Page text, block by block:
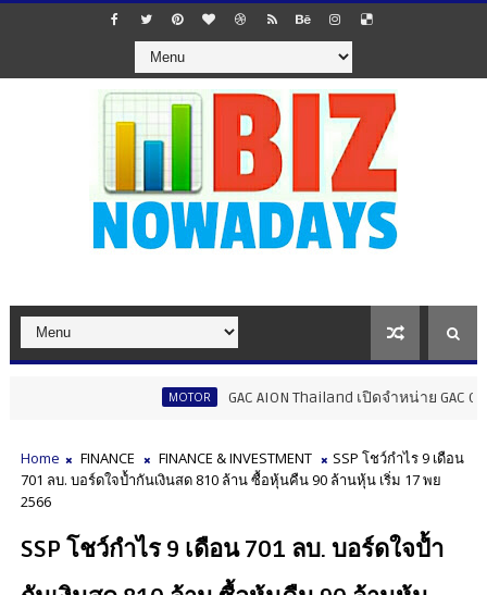
GAC AION Thailand เปิดจำหน่าย GAC GN8
Home FINANCE FINANCE & INVESTMENT
SSP โชว์กำไร 9 เดือน
701 ลบ. บอร์ดใจป้ำกันเงินสด 810 ล้าน ซื้อหุ้นคืน 90 ล้านหุ้น เริ่ม 17 พย
2566
SSP โชว์กำไร 9 เดือน 701 ลบ. บอร์ดใจป้ำ